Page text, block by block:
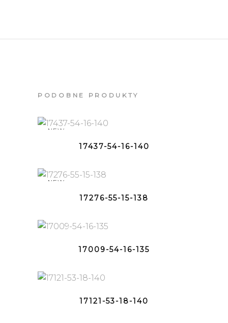
PODOBNE PRODUKTY
NEW
17437-54-16-140
NEW
17276-55-15-138
17009-54-16-135
17121-53-18-140